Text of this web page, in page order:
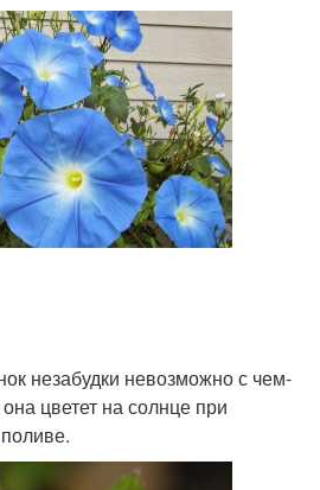
незабудки невозможно с чем-
цветет на солнце при